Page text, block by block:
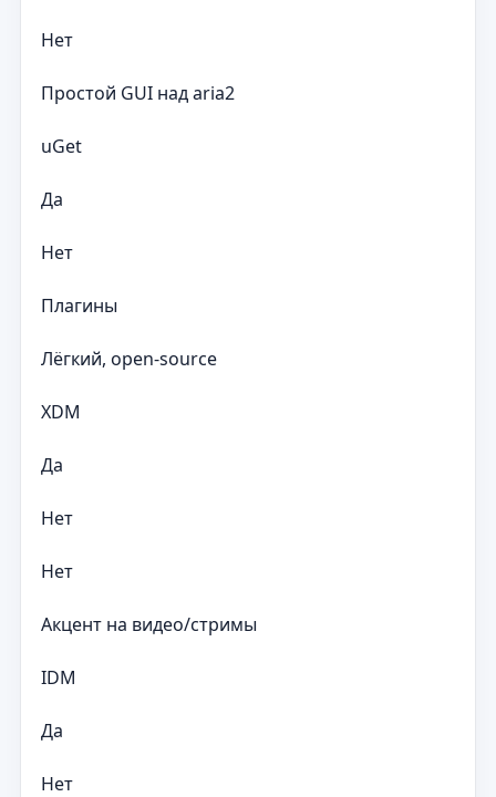
Нет
Простой GUI над aria2
uGet
Да
Нет
Плагины
Лёгкий, open-source
XDM
Да
Нет
Нет
Акцент на видео/стримы
IDM
Да
Нет